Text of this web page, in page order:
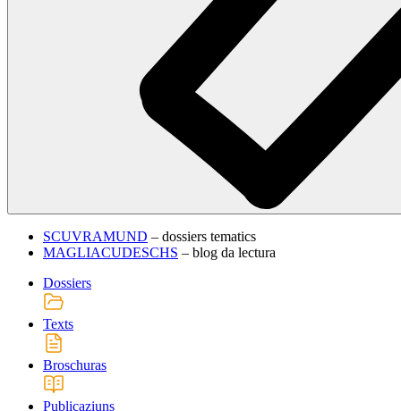
SCUVRAMUND – dossiers tematics
MAGLIACUDESCHS – blog da lectura
Dossiers
Texts
Broschuras
Publicaziuns